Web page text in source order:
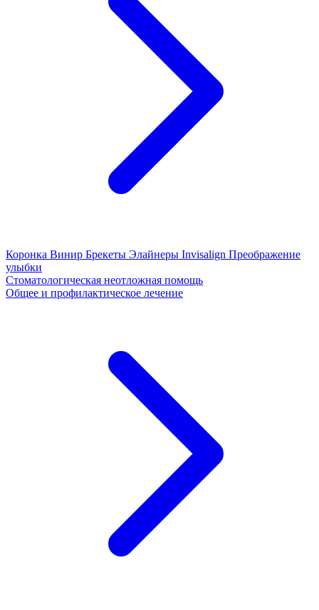
Коронка Винир Брекеты Элайнеры Invisalign Преображение
улыбки
Стоматологическая неотложная помощь
Общее и профилактическое лечение